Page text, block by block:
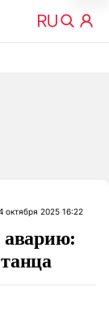
октября 2025 16:22
аварию: